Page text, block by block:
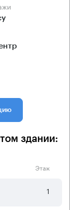
здании:
Этаж
1